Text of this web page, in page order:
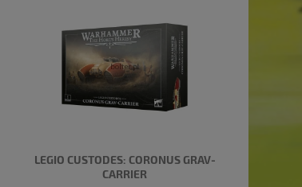
LEGIO CUSTODES: CORONUS GRAV-
CARRIER